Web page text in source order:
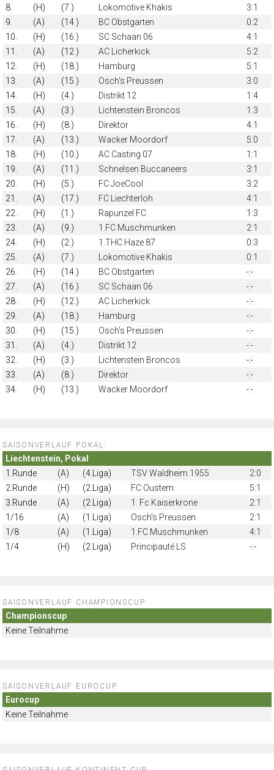
8.
(H) (7.) Lokomotive Khakis
3:1
9.
(A) (14.) BC Obstgarten
0:2
10.
(H) (16.) SC Schaan 06
4:1
11.
(A) (12.) AC Licherkick
5:2
12.
(H) (18.) Hamburg
5:1
13.
(A) (15.) Osch's Preussen
3:0
14.
(H) (4.) Distrikt 12
1:4
15.
(A) (3.) Lichtenstein Broncos
1:3
16.
(H) (8.) Direktor
4:1
17.
(A) (13.) Wacker Moordorf
5:0
18.
(H) (10.) AC Casting 07
1:1
19.
(A) (11.) Schnelsen Buccaneers
3:1
20.
(H) (5.) FC JoeCool
3:2
21.
(A) (17.) FC Liechterloh
4:1
22.
(H) (1.) Rapunzel FC
1:3
23.
(A) (9.) 1.FC Muschmunken
2:1
24.
(H) (2.) 1.THC Haze 87
0:3
25.
(A) (7.) Lokomotive Khakis
0:1
26.
(H) (14.) BC Obstgarten
-:-
27.
(A) (16.) SC Schaan 06
-:-
28.
(H) (12.) AC Licherkick
-:-
29.
(A) (18.) Hamburg
-:-
30.
(H) (15.) Osch's Preussen
-:-
31.
(A) (4.) Distrikt 12
-:-
32.
(H) (3.) Lichtenstein Broncos
-:-
33.
(A) (8.) Direktor
-:-
34.
(H) (13.) Wacker Moordorf -:-
SAISONVERLAUF POKAL:
Liechtenstein, Pokal
1.Runde
(A) (4.Liga) TSV Waldheim 1955
2:0
2.Runde
(H) (2.Liga) FC Oustem
5:1
3.Runde
(A) (2.Liga) 1. Fc Kaiserkrone
2:1
1/16
(A) (1.Liga) Osch's Preussen
2:1
1/8
(A) (1.Liga) 1.FC Muschmunken
4:1
1/4
(H) (2.Liga) Principauté LS -:-
SAISONVERLAUF CHAMPIONSCUP
Championscup
Keine Teilnahme
SAISONVERLAUF EUROCUP
Eurocup
Keine Teilnahme